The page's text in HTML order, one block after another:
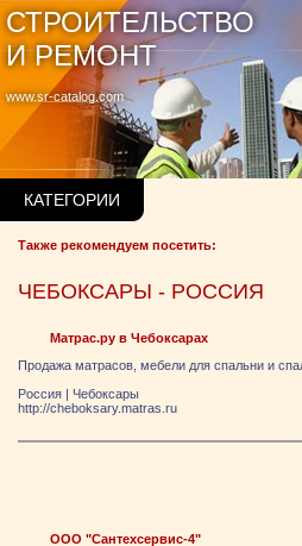
www.sr-catalog.com
СТРОИТЕЛЬСТВО
И РЕМОНТ
КАТЕГОРИИ
Также рекомендуем посетить:
ЧЕБОКСАРЫ - РОССИЯ
Матрас.ру в Чебоксарах
Продажа матрасов, мебели для спальни и
Россия | Чебоксары
http://cheboksary.matras.ru
ООО "Сантехсервис-4"